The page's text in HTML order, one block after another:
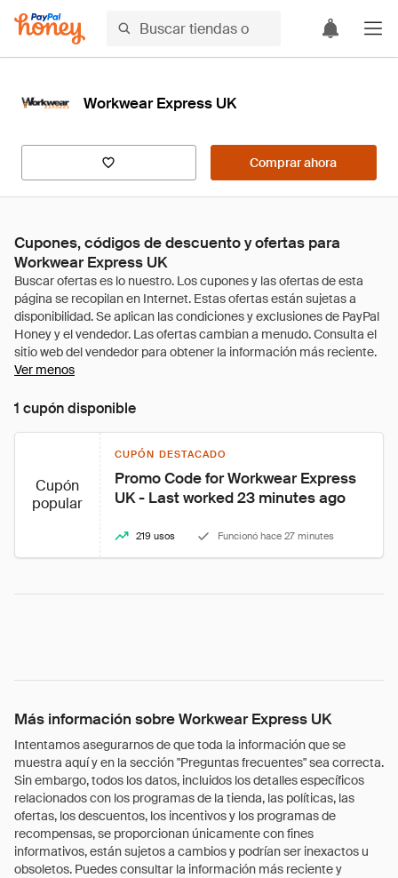
Workwear Express UK
Comprar ahora
Cupones, códigos de descuento y ofertas para
Workwear Express UK
Ver menos
1 cupón disponible
Cupón
popular
CUPÓN DESTACADO
Promo Code for Workwear Express
UK - Last worked 23 minutes ago
219 usos Funcionó hace 27 minutes
Más información sobre Workwear Express UK
Intentamos asegurarnos de que toda la información que se
muestra aquí y en la sección "Preguntas frecuentes" sea correcta.
Sin embargo, todos los datos, incluidos los detalles específicos
relacionados con los programas de la tienda, las políticas, las
ofertas, los descuentos, los incentivos y los programas de
recompensas, se proporcionan únicamente con fines
informativos, están sujetos a cambios y podrían ser inexactos u
obsoletos. Puedes consultar la información más reciente y